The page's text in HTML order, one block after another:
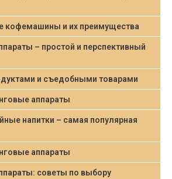
кофемашины и их преимущества
– простой и перспективный
и съедобными товарами
аппараты
напитки – самая популярная
аппараты
советы по выбору